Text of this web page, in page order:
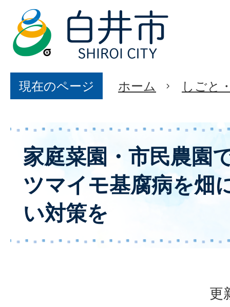
現在のページ ホーム しごと
家庭菜園・市民農園
ツマイモ基腐病を畑
い対策を
更